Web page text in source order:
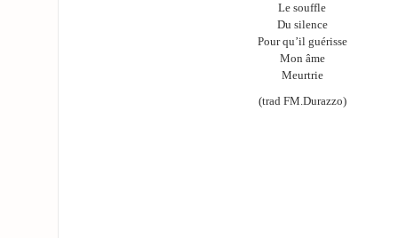
Le souffle
Du silence
Pour qu’il guérisse
Mon âme
Meurtrie
(trad FM.Durazzo)